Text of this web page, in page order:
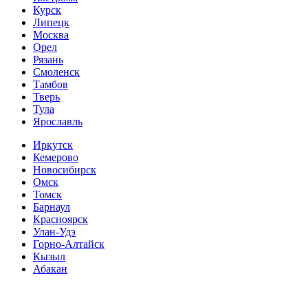
Курск
Липецк
Москва
Орел
Рязань
Смоленск
Тамбов
Тверь
Тула
Ярославль
Иркутск
Кемерово
Новосибирск
Омск
Томск
Барнаул
Красноярск
Улан-Удэ
Горно-Алтайск
Кызыл
Абакан